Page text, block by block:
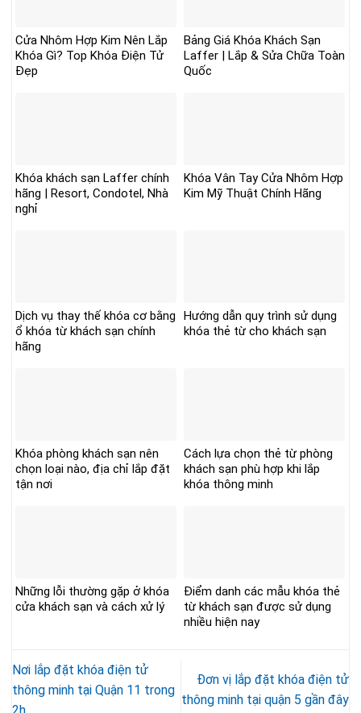
Cửa Nhôm Hợp Kim Nên Lắp
Khóa Gì? Top Khóa Điện Tử
Đẹp
Bảng Giá Khóa Khách Sạn
Laffer | Lắp & Sửa Chữa Toàn
Quốc
Khóa khách sạn Laffer chính
hãng | Resort, Condotel, Nhà
nghỉ
Khóa Vân Tay Cửa Nhôm Hợp
Kim Mỹ Thuật Chính Hãng
Dịch vụ thay thế khóa cơ bằng
ổ khóa từ khách sạn chính
hãng
Hướng dẫn quy trình sử dụng
khóa thẻ từ cho khách sạn
Khóa phòng khách sạn nên
chọn loại nào, địa chỉ lắp đặt
tận nơi
Cách lựa chọn thẻ từ phòng
khách sạn phù hợp khi lắp
khóa thông minh
Những lỗi thường gặp ở khóa
cửa khách sạn và cách xử lý
Điểm danh các mẫu khóa thẻ
từ khách sạn được sử dụng
nhiều hiện nay
Nơi lắp đặt khóa điện tử
thông minh tại Quận 11 trong
2h
Đơn vị lắp đặt khóa điện tử
thông minh tại quận 5 gần đây